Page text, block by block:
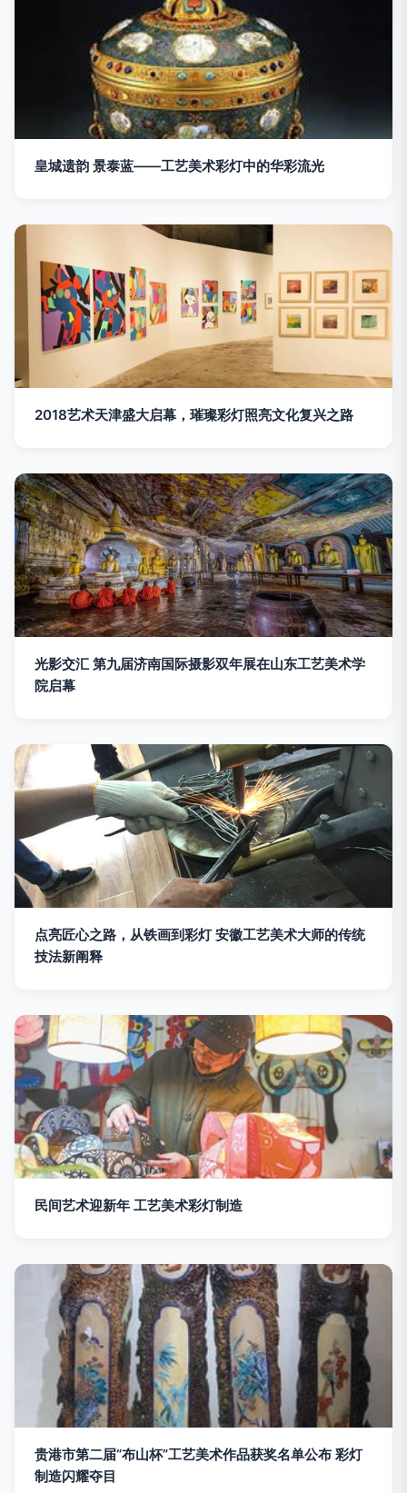
皇城遗韵 景泰蓝——工艺美术彩灯中的华彩流光
2018艺术天津盛大启幕，璀璨彩灯照亮文化复兴之路
光影交汇 第九届济南国际摄影双年展在山东工艺美术学
院启幕
点亮匠心之路，从铁画到彩灯 安徽工艺美术大师的传统
技法新阐释
民间艺术迎新年 工艺美术彩灯制造
贵港市第二届“布山杯”工艺美术作品获奖名单公布 彩灯
制造闪耀夺目